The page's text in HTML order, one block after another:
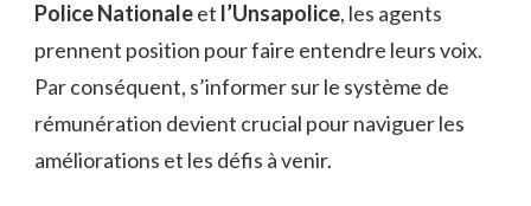
Police Nationaleet l’Unsapolice, les agents
prennent position pour faire entendre leurs voix.
Par conséquent, s’informer sur le système de
rémunération devient crucial pour naviguer les
améliorations et les défis à venir.